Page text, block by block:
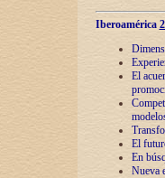
Iberoamérica
El
El
En
Nueva